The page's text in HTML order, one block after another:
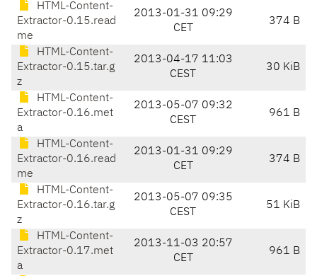
HTML-Content-
Extractor-0.15.read
me
2013-01-31 09:29
CET
374 B
HTML-Content-
Extractor-0.15.tar.g
z
2013-04-17 11:03
CEST
30 KiB
HTML-Content-
Extractor-0.16.met
a
2013-05-07 09:32
CEST
961 B
HTML-Content-
Extractor-0.16.read
me
2013-01-31 09:29
CET
374 B
HTML-Content-
Extractor-0.16.tar.g
z
2013-05-07 09:35
CEST
51 KiB
HTML-Content-
Extractor-0.17.met
a
2013-11-03 20:57
CET
961 B